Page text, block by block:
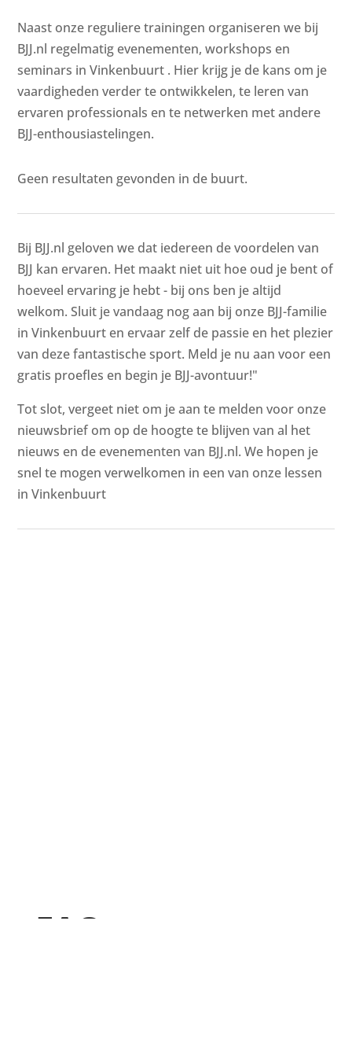
Naast onze reguliere trainingen organiseren we bij
BJJ.nl regelmatig evenementen, workshops en
seminars in Vinkenbuurt . Hier krijg je de kans om je
vaardigheden verder te ontwikkelen, te leren van
ervaren professionals en te netwerken met andere
BJJ-enthousiastelingen.
Geen resultaten gevonden in de buurt.
Bij BJJ.nl geloven we dat iedereen de voordelen van
BJJ kan ervaren. Het maakt niet uit hoe oud je bent of
hoeveel ervaring je hebt - bij ons ben je altijd
welkom. Sluit je vandaag nog aan bij onze BJJ-familie
in Vinkenbuurt en ervaar zelf de passie en het plezier
van deze fantastische sport. Meld je nu aan voor een
gratis proefles en begin je BJJ-avontuur!"
Tot slot, vergeet niet om je aan te melden voor onze
nieuwsbrief om op de hoogte te blijven van al het
nieuws en de evenementen van BJJ.nl. We hopen je
snel te mogen verwelkomen in een van onze lessen
in Vinkenbuurt
FAQ